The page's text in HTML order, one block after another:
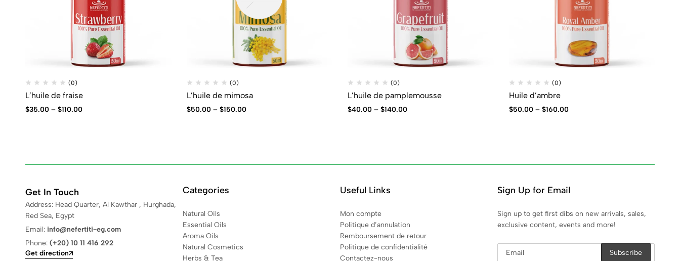
(0)
L’huile de fraise
$35.00 – $110.00
(0)
L’huile de mimosa
$50.00– $150.00
(0)
L’huile de pamplemousse
$40.00 – $140.00
(0)
Huile d’ambre
$50.00– $160.00
Get In Touch
Address: Head Quarter, Al Kawthar , Hurghada,
Red Sea, Egypt
Email: info@nefertiti-eg.com
Phone: (+20) 10 11 416 292
Get direction
Categories
Natural Oils
Essential Oils
Aroma Oils
Natural Cosmetics
Herbs & Tea
Useful Links
Mon compte
Politique d’annulation
Remboursement de retour
Politique de confidentialité
Contactez-nous
Sign Up for Email
Sign up to get first dibs on new arrivals, sales,
exclusive content, events and more!